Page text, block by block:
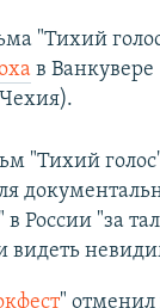
"Тихий
в
"Тихий
в России "за
видеть
" отменил